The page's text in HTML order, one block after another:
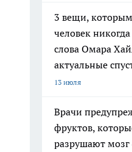
3 вещи,
человек
слова Омара
актуальные
13 июля
Врачи
фруктов,
разрушают